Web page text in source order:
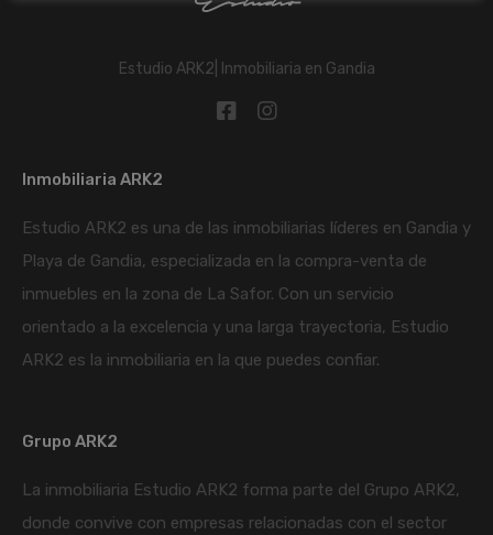
Estudio ARK2| Inmobiliaria en Gandia
Inmobiliaria ARK2
Estudio ARK2 es una de las inmobiliarias líderes en Gandia y
Playa de Gandia, especializada en la compra-venta de
inmuebles en la zona de La Safor. Con un servicio
orientado a la excelencia y una larga trayectoria, Estudio
ARK2 es la inmobiliaria en la que puedes confiar.
Grupo ARK2
La inmobiliaria Estudio ARK2 forma parte del Grupo ARK2,
donde convive con empresas relacionadas con el sector